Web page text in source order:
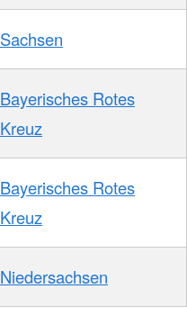
Sachsen
Bayerisches Rotes
Kreuz
Bayerisches Rotes
Kreuz
Niedersachsen